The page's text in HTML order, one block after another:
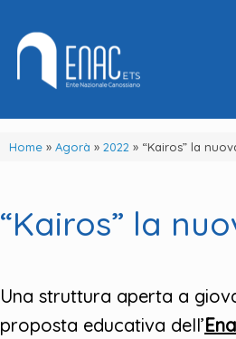
Home» Agorà » 2022 » “Kairos” la
“Kairos” la
Una struttura aperta a
proposta educativa dell’